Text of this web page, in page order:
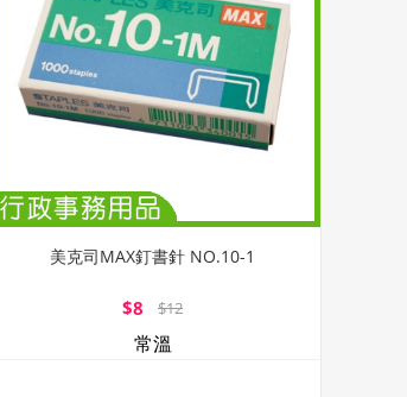
美克司MAX釘書針 NO.10-1
$8 $12
常溫